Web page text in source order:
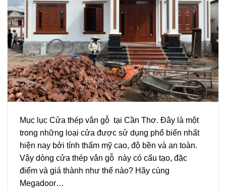
Mục lục Cửa thép vân gỗ tại Cần Thơ. Đây là một
trong những loại cửa được sử dụng phổ biến nhất
hiện nay bởi tính thẩm mỹ cao, độ bền và an toàn.
Vậy dòng cửa thép vân gỗ này có cấu tạo, đặc
điểm và giá thành như thế nào? Hãy cùng
Megadoor…